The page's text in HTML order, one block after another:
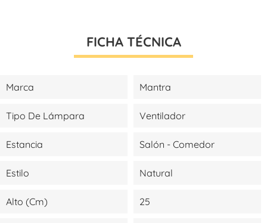
FICHA TÉCNICA
Marca Mantra
Tipo De Lámpara Ventilador
Estancia Salón - Comedor
Estilo Natural
Alto (cm) 25